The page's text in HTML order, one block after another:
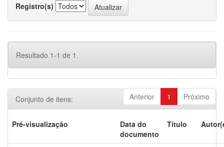
Registro(s)
Resultado 1-1 de 1.
Anterior 1 Próximo
Conjunto de itens:
Pré-visualização
Data do
documento
Título